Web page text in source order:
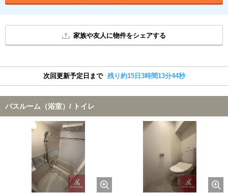
家族や友人に物件をシェアする
次回更新予定日まで 残り約15日3時間13分43秒
バスルーム（浴室）/ トイレ